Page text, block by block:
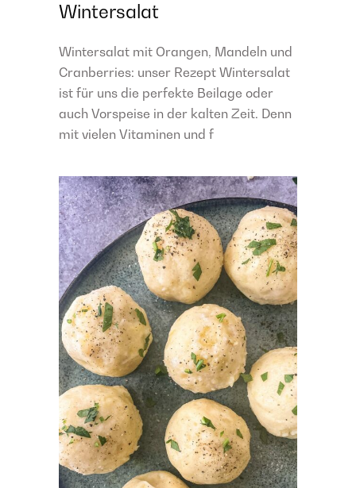
Wintersalat
Wintersalat mit Orangen, Mandeln und
Cranberries: unser Rezept Wintersalat
ist für uns die perfekte Beilage oder
auch Vorspeise in der kalten Zeit. Denn
mit vielen Vitaminen und f